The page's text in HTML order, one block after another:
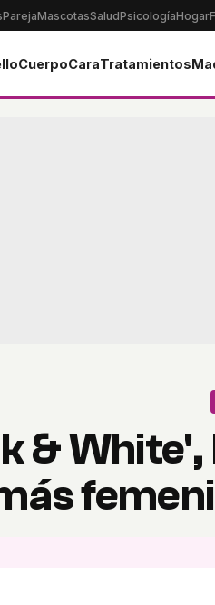
ParejaMascotasSaludPsicologíaHogar
CuerpoCaraTratamientos
&